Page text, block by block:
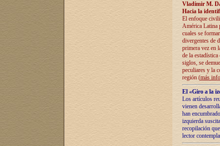
Vladímir M.
Hacia la
El enfoque
América Latina
cuales se
divergentes de
primera vez en
de la
siglos, se
peculiares y la
región (más
El «Giro a la
Los artículos
vienen
han
izquierda
recopilación
lector